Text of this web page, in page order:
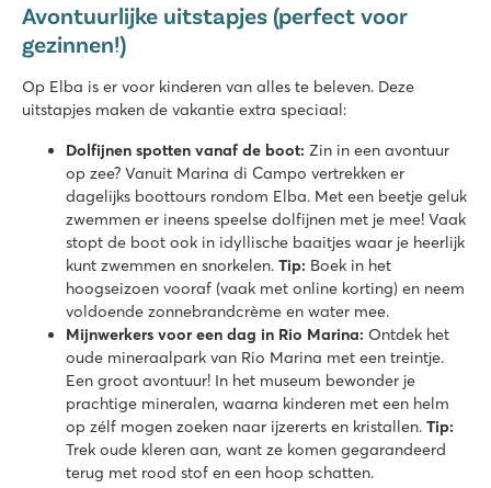
Avontuurlijke uitstapjes (perfect voor
gezinnen!)
Op Elba is er voor kinderen van alles te beleven. Deze
uitstapjes maken de vakantie extra speciaal:
Dolfijnen spotten vanaf de boot: Zin in een avontuur
op zee? Vanuit Marina di Campo vertrekken er
dagelijks boottours rondom Elba. Met een beetje geluk
zwemmen er ineens speelse dolfijnen met je mee! Vaak
stopt de boot ook in idyllische baaitjes waar je heerlijk
kunt zwemmen en snorkelen. Tip: Boek in het
hoogseizoen vooraf (vaak met online korting) en neem
voldoende zonnebrandcrème en water mee.
Mijnwerkers voor een dag in Rio Marina: Ontdek het
oude mineraalpark van Rio Marina met een treintje.
Een groot avontuur! In het museum bewonder je
prachtige mineralen, waarna kinderen met een helm
op zélf mogen zoeken naar ijzererts en kristallen. Tip:
Trek oude kleren aan, want ze komen gegarandeerd
terug met rood stof en een hoop schatten.